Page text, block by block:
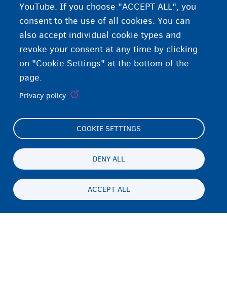
YouTube. If you choose "ACCEPT ALL", you
consent to the use of all cookies. You can
also accept individual cookie types and
revoke your consent at any time by clicking
on "Cookie Settings" at the bottom of the
page.
Privacy policy
COOKIE SETTINGS
DENY ALL
ACCEPT ALL
Footer
(menu)
Cookie Settings
Privatesia & Mospranimi
SQ
Persistent
menu